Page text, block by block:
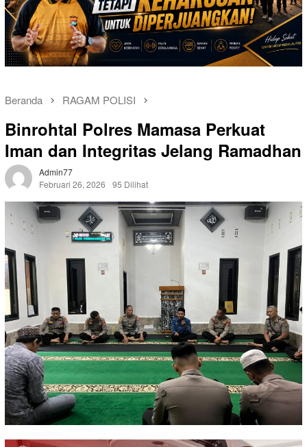
Beranda RAGAM POLISI
Binrohtal Polres Mamasa Perkuat
Iman dan Integritas Jelang Ramadhan
Admin77
Februari 26, 2026
95 Dilihat